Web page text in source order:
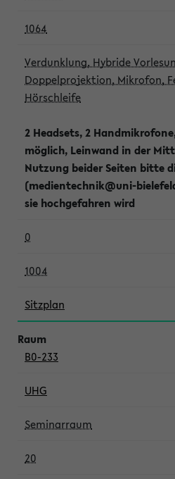
1064
Verdunklung, Hybride
Doppelprojektion, Mikrofon,
Hörschleife
2 Headsets, 2
möglich, Leinwand in der
Nutzung beider Seiten bitte
(medientechnik@uni-
sie hochgefahren wird
0
1004
Sitzplan
B0-233
UHG
Seminarraum
20